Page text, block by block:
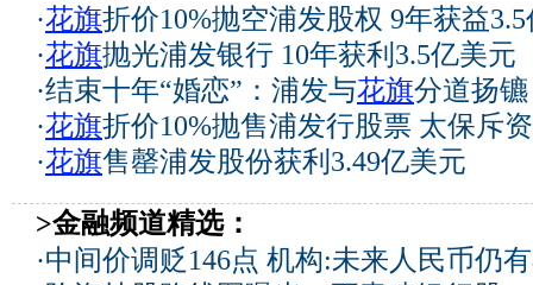
·花旗折价10%抛空浦发股权 9年获益
·花旗抛光浦发银行 10年获利3.5亿美元
·结束十年“婚恋”：浦发与花旗分道扬镳
·花旗折价10%抛售浦发行股票 太保斥
·花旗售罄浦发股份获利3.49亿美元
>金融频道精选：
·中间价调贬146点 机构:未来人民币仍